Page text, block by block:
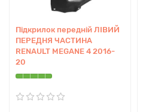
Підкрилок передній ЛІВИЙ
ПЕРЕДНЯ ЧАСТИНА
RENAULT MEGANE 4 2016-
20